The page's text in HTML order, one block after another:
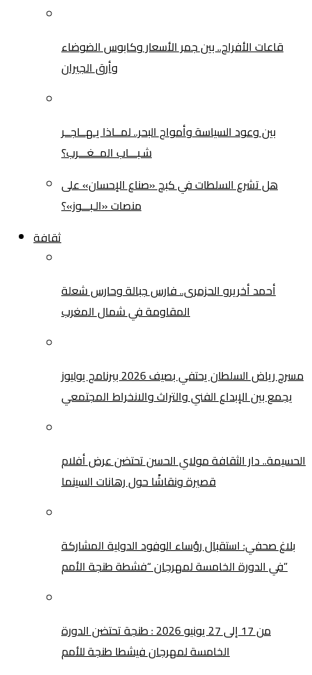
قاعات الأفراح.. بين جمر الأسعار وكابوس الضوضاء
وأرق الجيران
بين وعود السياسة وأمواج البحر.. لمــاذا يـهــاجــر
شـبـــاب المــغـــرب؟
هل تشرع السلطات في كبح «صناع الإحسان» على
منصات «الـبـــوز»؟
ثقافة
أحمد أخريرو الحزمرى.. فارس جبالة وحارس شعلة
المقاومة في شمال المغرب
مسرح رياض السلطان يحتفي بصيف 2026 ببرنامج يوليوز
يجمع بين الإبداع الفني والتراث والانخراط المجتمعي
الحسيمة.. دار الثقافة مولاي الحسن تحتضن عرض أفلام
قصيرة ونقاشًا حول رهانات السينما
بلاغ صحفي: استقبال رؤساء الوفود الدولية المشاركة
في الدورة الخامسة لمهرجان “فشطة طنجة الأمم”
من 17 إلى 27 يونيو 2026 : طنجة تحتضن الدورة
الخامسة لمهرجان فيشطا طنجة للأمم